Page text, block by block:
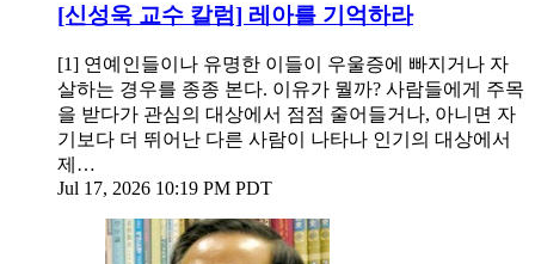
[신성욱 교수 칼럼] 레아를 기억하라
[1] 연예인들이나 유명한 이들이 우울증에 빠지거나 자
살하는 경우를 종종 본다. 이유가 뭘까? 사람들에게 주목
을 받다가 관심의 대상에서 점점 줄어들거나, 아니면 자
기보다 더 뛰어난 다른 사람이 나타나 인기의 대상에서
제…
Jul 17, 2026 10:19 PM PDT